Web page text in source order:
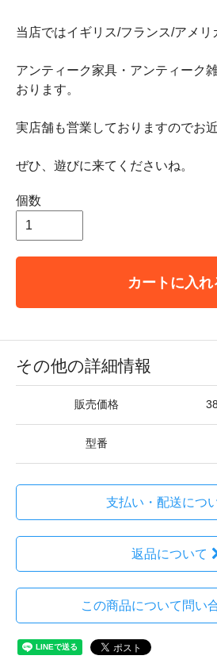
当店ではイギリス/フランス/アメリ
アンティーク家具・アンティーク
おります。
実店舗も営業しておりますのでお
ぜひ、遊びに来てくださいね。
個数
カートに入れ
その他の詳細情報
販売価格
型番
支払い・配送につ
返品について
この商品について問い